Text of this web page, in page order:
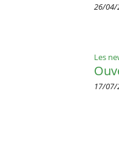
26/04/
Les
17/07/